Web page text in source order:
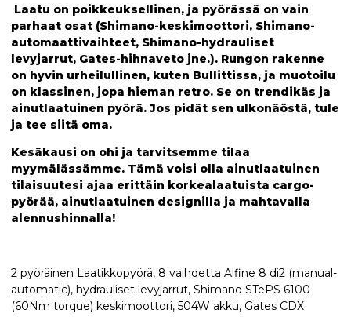
Laatu on poikkeuksellinen, ja pyörässä on vain
parhaat osat (Shimano-keskimoottori, Shimano-
automaattivaihteet, Shimano-hydrauliset
levyjarrut, Gates-hihnaveto jne.). Rungon rakenne
on hyvin urheilullinen, kuten Bullittissa, ja muotoilu
on klassinen, jopa hieman retro. Se on trendikäs ja
ainutlaatuinen pyörä. Jos pidät sen ulkonäöstä, tule
ja tee siitä oma.
Kesäkausi on ohi ja tarvitsemme tilaa
myymälässämme. Tämä voisi olla ainutlaatuinen
tilaisuutesi ajaa erittäin korkealaatuista cargo-
pyörää, ainutlaatuinen designilla ja mahtavalla
alennushinnalla!
2 pyöräinen Laatikkopyörä, 8 vaihdetta Alfine 8 di2 (manual-
automatic), hydrauliset levyjarrut, Shimano STePS 6100
(60Nm torque) keskimoottori, 504W akku, Gates CDX